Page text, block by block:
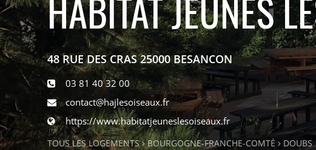
48 RUE DES CRAS 25000 BESANCON
03 81 40 32 00
contact@hajlesoiseaux.fr
https://www.habitatjeuneslesoiseaux.fr
TOUS LES LOGEMENTS BOURGOGNE-FRANCHE-COMTÉ DOUBS